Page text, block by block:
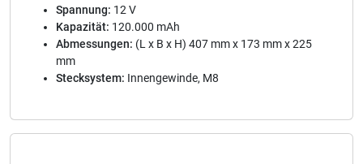
Spannung: 12 V
Kapazität: 120.000 mAh
Abmessungen: (L x B x H) 407 mm x 173 mm x 225
mm
Stecksystem: Innengewinde, M8